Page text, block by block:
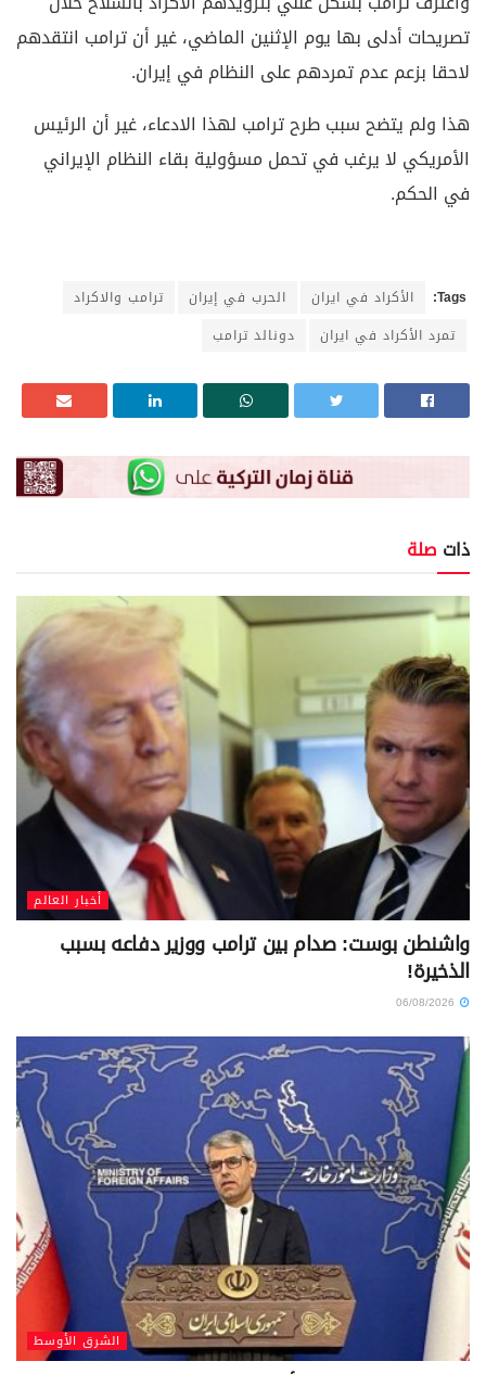
تصريحات أدلى بها يوم الإثنين الماضي، غير أن ترامب انتقدهم
لاحقا بزعم عدم تمردهم على النظام في إيران.
هذا ولم يتضح سبب طرح ترامب لهذا الادعاء، غير أن الرئيس
الأمريكي لا يرغب في تحمل مسؤولية بقاء النظام الإيراني
في الحكم.
Tags: الأكراد في ايران الحرب في إيران
ترامب والاكراد
تمرد الأكراد في ايران
دونالد ترامب
ذات صلة
أخبار العالم
واشنطن بوست: صدام بين ترامب ووزير دفاعه بسبب
الذخيرة!
الشرق الأوسط